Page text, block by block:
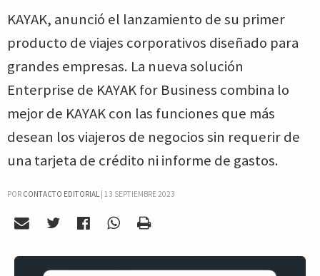
KAYAK, anunció el lanzamiento de su primer
producto de viajes corporativos diseñado para
grandes empresas. La nueva solución
Enterprise de KAYAK for Business combina lo
mejor de KAYAK con las funciones que más
desean los viajeros de negocios sin requerir de
una tarjeta de crédito ni informe de gastos.
POR CONTACTO EDITORIAL| 13 SEPTIEMBRE 2023